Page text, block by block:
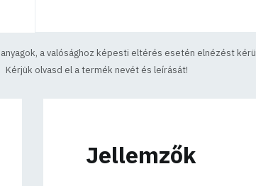
a valósághoz képesti eltérés esetén elnézést
Kérjük olvasd el a termék nevét és leírását!
Jellemzők